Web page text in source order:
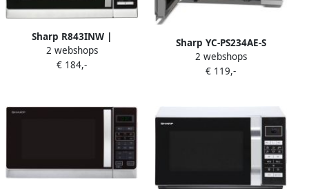
Sharp R843INW |
Microgolfovens |
Keuken&Koken
2 webshops
€ 184,-
Sharp YC-PS234AE-S
magnetron 900W 23 liter
zilver
2 webshops
€ 119,-